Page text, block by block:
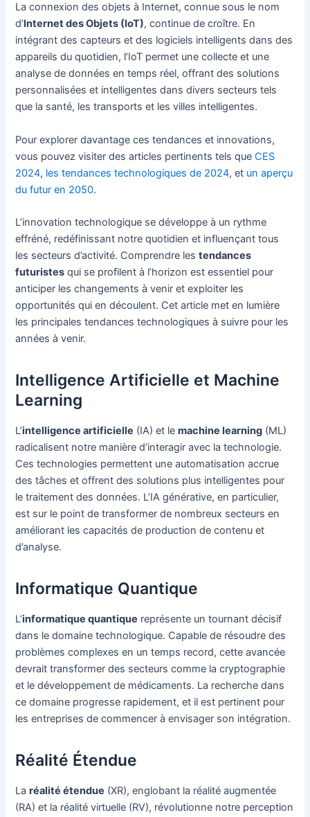
La connexion des objets à Internet, connue sous le nom
d’Internet des Objets (IoT), continue de croître. En
intégrant des capteurs et des logiciels intelligents dans des
appareils du quotidien, l’IoT permet une collecte et une
analyse de données en temps réel, offrant des solutions
personnalisées et intelligentes dans divers secteurs tels
que la santé, les transports et les villes intelligentes.
Pour explorer davantage ces tendances et innovations,
vous pouvez visiter des articles pertinents tels queCES
2024, les tendances technologiques de 2024, et un aperçu
du futur en 2050.
L’innovation technologique se développe à un rythme
effréné, redéfinissant notre quotidien et influençant tous
les secteurs d’activité. Comprendre lestendances
futuristes qui se profilent à l’horizon est essentiel pour
anticiper les changements à venir et exploiter les
opportunités qui en découlent. Cet article met en lumière
les principales tendances technologiques à suivre pour les
années à venir.
Intelligence Artificielle et Machine
Learning
L’intelligence artificielle (IA) et lemachine learning (ML)
radicalisent notre manière d’interagir avec la technologie.
Ces technologies permettent une automatisation accrue
des tâches et offrent des solutions plus intelligentes pour
le traitement des données. L’IA générative, en particulier,
est sur le point de transformer de nombreux secteurs en
améliorant les capacités de production de contenu et
d’analyse.
Informatique Quantique
L’informatique quantique représente un tournant décisif
dans le domaine technologique. Capable de résoudre des
problèmes complexes en un temps record, cette avancée
devrait transformer des secteurs comme la cryptographie
et le développement de médicaments. La recherche dans
ce domaine progresse rapidement, et il est pertinent pour
les entreprises de commencer à envisager son intégration.
Réalité Étendue
Laréalité étendue (XR), englobant la réalité augmentée
(RA) et la réalité virtuelle (RV), révolutionne notre perception